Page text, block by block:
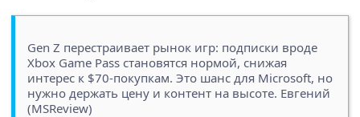
Gen Z перестраивает рынок игр: подписки вроде
Xbox Game Pass становятся нормой, снижая
интерес к $70-покупкам. Это шанс для Microsoft, но
нужно держать цену и контент на высоте. Евгений
(MSReview)